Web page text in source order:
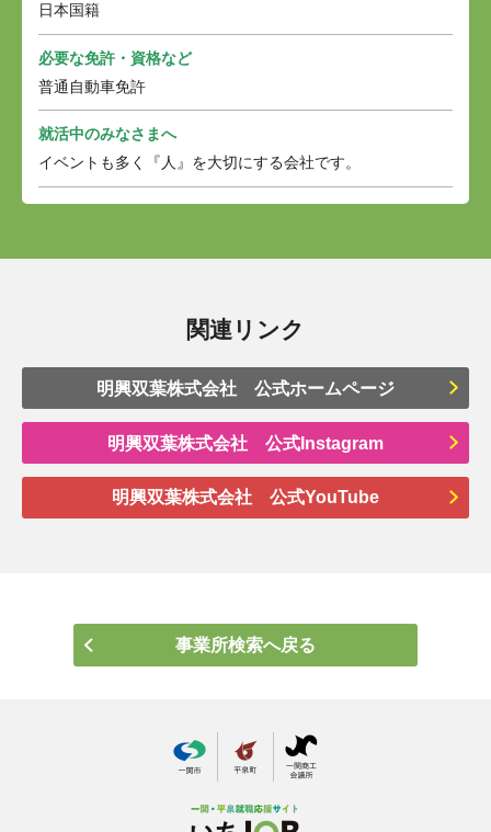
日本国籍
必要な免許・資格など
普通自動車免許
就活中のみなさまへ
イベントも多く『人』を大切にする会社です。
関連リンク
明興双葉株式会社 公式ホームページ
明興双葉株式会社 公式Instagram
明興双葉株式会社 公式YouTube
事業所検索へ戻る